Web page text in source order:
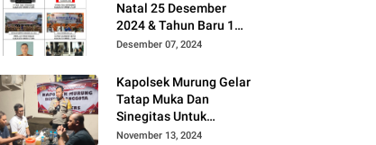
Natal 25 Desember
2024 & Tahun Baru 1
Januari 2025
Desember 07, 2024
Kapolsek Murung Gelar
Tatap Muka Dan
Sinegitas Untuk
Menjaga Situasi
November 13, 2024